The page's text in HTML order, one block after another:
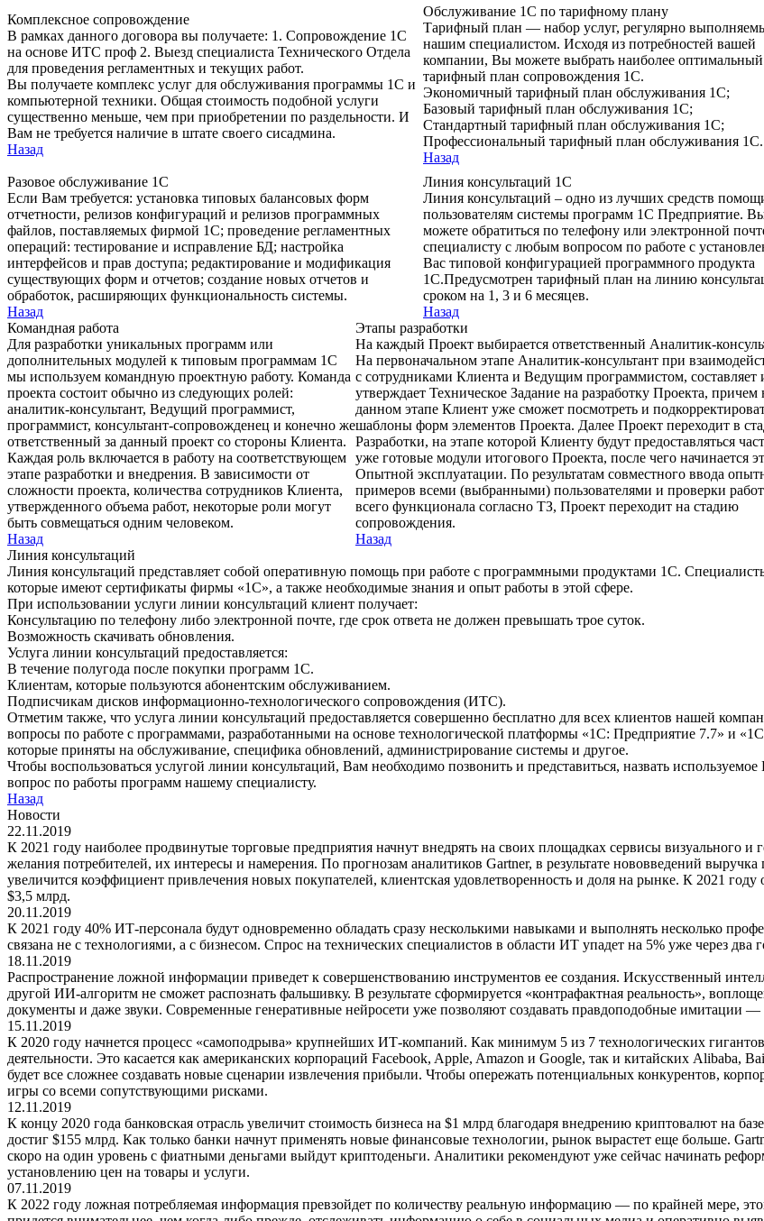
Комплексное сопровождение
В рамках данного договора вы получаете: 1. Сопровождение 1С
на основе ИТС проф 2. Выезд специалиста Технического Отдела
для проведения регламентных и текущих работ.
Вы получаете комплекс услуг для обслуживания программы 1С и
компьютерной техники. Общая стоимость подобной услуги
существенно меньше, чем при приобретении по раздельности. И
Вам не требуется наличие в штате своего сисадмина.
Назад
Обслуживание 1С по тарифному плану
Тарифный план — набор услуг, регулярно
нашим специалистом. Исходя из потребностей вашей
компании, Вы можете выбрать наиболее оптимальный
тарифный план сопровождения 1С.
Экономичный тарифный план обслуживания 1С;
Базовый тарифный план обслуживания 1С;
Стандартный тарифный план обслуживания 1С;
Профессиональный тарифный план обслуживания 1С.
Назад
Разовое обслуживание 1С
Если Вам требуется: установка типовых балансовых форм
отчетности, релизов конфигураций и релизов программных
файлов, поставляемых фирмой 1С; проведение регламентных
операций: тестирование и исправление БД; настройка
интерфейсов и прав доступа; редактирование и модификация
существующих форм и отчетов; создание новых отчетов и
обработок, расширяющих функциональность системы.
Назад
Линия консультаций 1С
Линия консультаций – одно из лучших cредств
пользователям системы программ 1С Предприятие. Вы
можете обратиться по телефону или электронной
специалисту с любым вопросом по работе с
Вас типовой конфигурацией программного продукта
1С.Предусмотрен тарифный план на линию
сроком на 1, 3 и 6 месяцев.
Назад
Командная работа
Для разработки уникальных программ или
дополнительных модулей к типовым программам 1С
мы используем командную проектную работу. Команда
проекта состоит обычно из следующих ролей:
аналитик-консультант, Ведущий программист,
программист, консультант-сопровожденец и конечно же
ответственный за данный проект со стороны Клиента.
Каждая роль включается в работу на соответствующем
этапе разработки и внедрения. В зависимости от
сложности проекта, количества сотрудников Клиента,
утвержденного объема работ, некоторые роли могут
быть совмещаться одним человеком.
Назад
Этапы разработки
На каждый Проект выбирается ответственный Аналитик-
На первоначальном этапе Аналитик-консультант при
с сотрудниками Клиента и Ведущим программистом, составляет
утверждает Техническое Задание на разработку Проекта, причем
данном этапе Клиент уже сможет посмотреть и
шаблоны форм элементов Проекта. Далее Проект переходит в
Разработки, на этапе которой Клиенту будут предоставляться
уже готовые модули итогового Проекта, после чего начинается
Опытной эксплуатации. По результатам совместного ввода
примеров всеми (выбранными) пользователями и проверки
всего функционала согласно ТЗ, Проект переходит на стадию
сопровождения.
Назад
Линия консультаций
Линия консультаций представляет собой оперативную помощь при работе с программными продуктами 1С.
которые имеют сертификаты фирмы «1С», а также необходимые знания и опыт работы в этой сфере.
При использовании услуги линии консультаций клиент получает:
Консультацию по телефону либо электронной почте, где срок ответа не должен превышать трое суток.
Возможность скачивать обновления.
Услуга линии консультаций предоставляется:
В течение полугода после покупки программ 1С.
Клиентам, которые пользуются абонентским обслуживанием.
Подписчикам дисков информационно-технологического сопровождения (ИТС).
Отметим также, что услуга линии консультаций предоставляется совершенно бесплатно для всех клиентов нашей
вопросы по работе с программами, разработанными на основе технологической платформы «1С: Предприятие 7.7» и
которые приняты на обслуживание, специфика обновлений, администрирование системы и другое.
Чтобы воспользоваться услугой линии консультаций, Вам необходимо позвонить и представиться, назвать
вопрос по работы программ нашему специалисту.
Назад
Новости
22.11.2019
К 2021 году наиболее продвинутые торговые предприятия начнут внедрять на своих площадках сервисы визуального
желания потребителей, их интересы и намерения. По прогнозам аналитиков Gartner, в результате нововведений
увеличится коэффициент привлечения новых покупателей, клиентская удовлетворенность и доля на рынке. К 2021
$3,5 млрд.
20.11.2019
К 2021 году 40% ИТ-персонала будут одновременно обладать сразу несколькими навыками и выполнять несколько
связана не с технологиями, а с бизнесом. Спрос на технических специалистов в области ИТ упадет на 5% уже через два
18.11.2019
Распространение ложной информации приведет к совершенствованию инструментов ее создания. Искусственный
другой ИИ-алгоритм не сможет распознать фальшивку. В результате сформируется «контрафактная реальность»,
документы и даже звуки. Современные генеративные нейросети уже позволяют создавать правдоподобные имитации
15.11.2019
К 2020 году начнется процесс «самоподрыва» крупнейших ИТ-компаний. Как минимум 5 из 7 технологических
деятельности. Это касается как американских корпораций Facebook, Apple, Amazon и Google, так и китайских Alibaba,
будет все сложнее создавать новые сценарии извлечения прибыли. Чтобы опережать потенциальных конкурентов,
игры со всеми сопутствующими рисками.
12.11.2019
К концу 2020 года банковская отрасль увеличит стоимость бизнеса на $1 млрд благодаря внедрению криптовалют на
достиг $155 млрд. Как только банки начнут применять новые финансовые технологии, рынок вырастет еще больше.
скоро на один уровень с фиатными деньгами выйдут криптоденьги. Аналитики рекомендуют уже сейчас начинать
установлению цен на товары и услуги.
07.11.2019
К 2022 году ложная потребляемая информация превзойдет по количеству реальную информацию — по крайней мере,